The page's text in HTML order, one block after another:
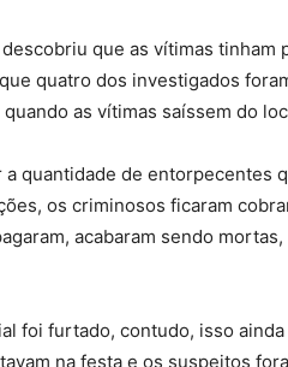
que as vítimas
quatro dos investigados
as vítimas saíssem do
quantidade de entorpecentes
os criminosos ficaram
acabaram sendo
foi furtado, contudo, isso
na festa e os suspeitos